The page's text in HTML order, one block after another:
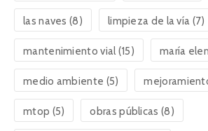
las naves (8) limpieza de la vía (7)
mantenimiento vial(15) maría
medio ambiente (5)
mtop (5) obras públicas (8)